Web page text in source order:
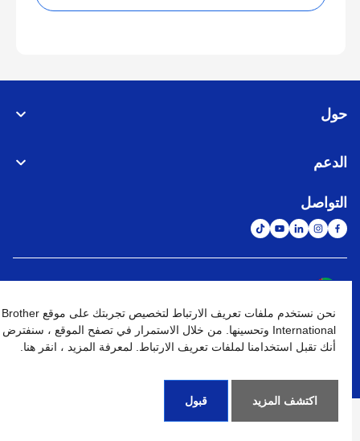
حول
الدعم
التواصل
نهج الخصوصية شروط الإستخدام خريطة الموقع الإنتقال إلى الموقع العالمي
نحن نستخدم ملفات تعريف الارتباط لتخصيص تجربتك على موقع Brother
International وتحسينها. من خلال الاستمرار في تصفح الموقع ، سنفترض
أنك تقبل استخدامنا لملفات تعريف الارتباط. لمعرفة المزيد ، انقر هنا.
اكتشف المزيد قبول